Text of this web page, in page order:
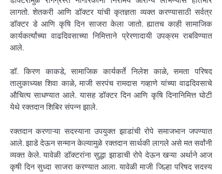
लागतो. शेतकरी आणि डॉक्टर यांची कृतज्ञता व्यक्त करण्यासाठी सर्वत्र
डॉक्टर डे आणि कृषि दिन साजरा केला जातो. ह्यातच काही सामाजिक
कार्यकर्त्यांच्या वाढदिवसाच्या निमित्ताने प्रेरणादायी उपक्रम राबविण्यात
आले.
डॉ. किरण काकडे, सामाजिक कार्यकर्ते निलेश काळे, समता परिषद
तालुकाध्यक्ष शिवा काळे, माजी सरपंच रामदास गव्हाणे यांच्या वाढदिवसाचे
औचित्य साधण्यात आले. यासह डॉक्टर दिन आणि कृषि दिनानिमित्त घोटी
येथे रक्तदान शिबिर संपन्न झाले.
रक्तदान करणाऱ्या सदस्याना उपयुक्त झाडांची रोपे समाजभान जपण्यात
आले. झाडे देऊन सन्मान केल्यामुळे रक्तदान सार्थकी लागले असे मत सर्वांनी
व्यक्त केले. यावेळी डॉक्टरांना सुद्धा झाडाची रोपे देऊन खऱ्या अर्थाने आज
कृषी दिन सुध्दा साजरा करण्यात आला. यावेळी माजी जिल्हा परिषद सदस्य